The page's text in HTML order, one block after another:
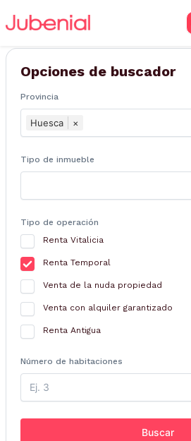
BUSQUEDA DE
Inmuebles
Opciones de buscador
Provincia
Huesca ×
Tipo de inmueble
Tipo de operación
Renta Vitalicia
Renta Temporal
Venta de la nuda propiedad
Venta con alquiler garantizado
Renta Antigua
Número de habitaciones
Buscar